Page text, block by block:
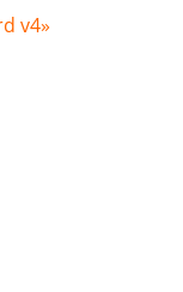
v4»